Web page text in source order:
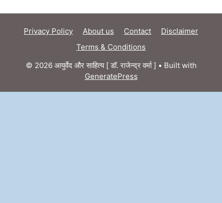
Privacy Policy About us Contact
Disclaimer
Terms & Conditions
© 2026 आयुर्वेद और साहित्य [ डॉ. राजेन्द्र वर्मा ] • Built with
GeneratePress